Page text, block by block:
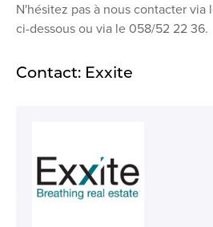
N'hésitez pas à nous contacter
ci-dessous ou via le 058/52 22 36.
Contact: Exxite